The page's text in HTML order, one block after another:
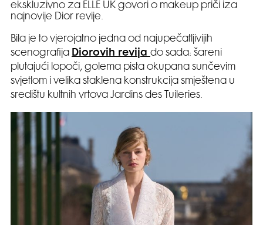
ekskluzivno za ELLE UK govori o makeup priči iza
najnovije Dior revije.
Bila je to vjerojatno jedna od najupečatljivijih
scenografija Diorovih revija do sada: šareni
plutajući lopoči, golema pista okupana sunčevim
svjetlom i velika staklena konstrukcija smještena u
središtu kultnih vrtova Jardins des Tuileries.